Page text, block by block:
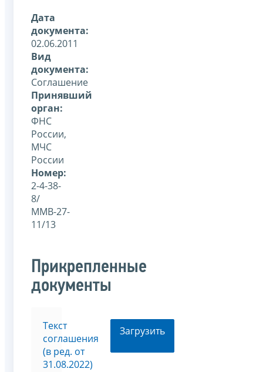
Дата
документа:
02.06.2011
Вид
документа:
Соглашение
Принявший
орган:
ФНС
России,
МЧС
России
Номер:
2-4-38-
8/
ММВ-27-
11/13
Прикрепленные
документы
Текст
соглашения
(в ред. от
31.08.2022)
Загрузить